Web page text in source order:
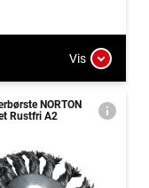
Vis
NORTON
Rustfri A2